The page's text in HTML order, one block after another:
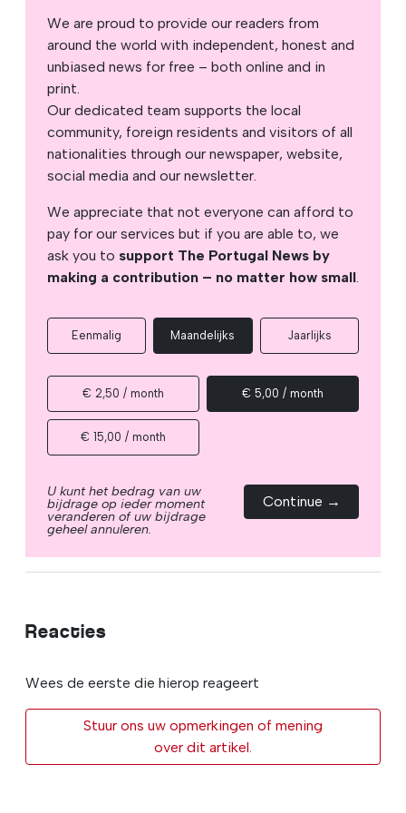
We are proud to provide our readers from
around the world with independent, honest and
unbiased news for free – both online and in
print.
Our dedicated team supports the local
community, foreign residents and visitors of all
nationalities through our newspaper, website,
social media and our newsletter.
We appreciate that not everyone can afford to
pay for our services but if you are able to, we
ask you to support The Portugal News by
making a contribution – no matter how small.
Eenmalig Maandelijks Jaarlijks
€ 2,50 / month € 5,00 / month
€ 15,00 / month
U kunt het bedrag van uw
bijdrage op ieder moment
veranderen of uw bijdrage
geheel annuleren.
Continue →
Reacties
Wees de eerste die hierop reageert
Stuur ons uw opmerkingen of mening
over dit artikel.